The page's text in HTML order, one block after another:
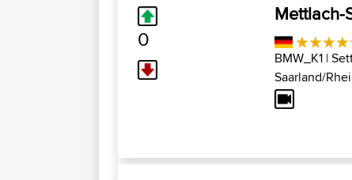
0
Mettlach-
BMW_K1 |
Saarland/